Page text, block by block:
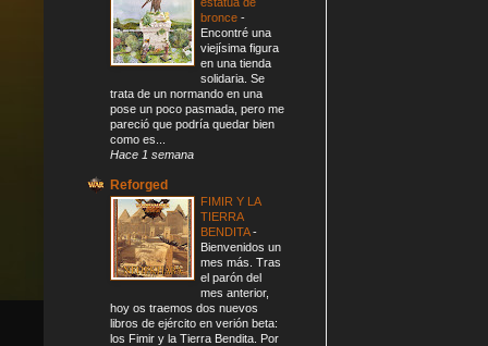
bronce -
Encontré una
viejísima figura
en una tienda
solidaria. Se
trata de un normando en una
pose un poco pasmada, pero me
pareció que podría quedar bien
como es...
Hace 1 semana
Reforged
FIMIR Y LA
TIERRA
BENDITA-
Bienvenidos un
mes más. Tras
el parón del
mes anterior,
hoy os traemos dos nuevos
libros de ejército en verión beta:
los Fimir y la Tierra Bendita. Por